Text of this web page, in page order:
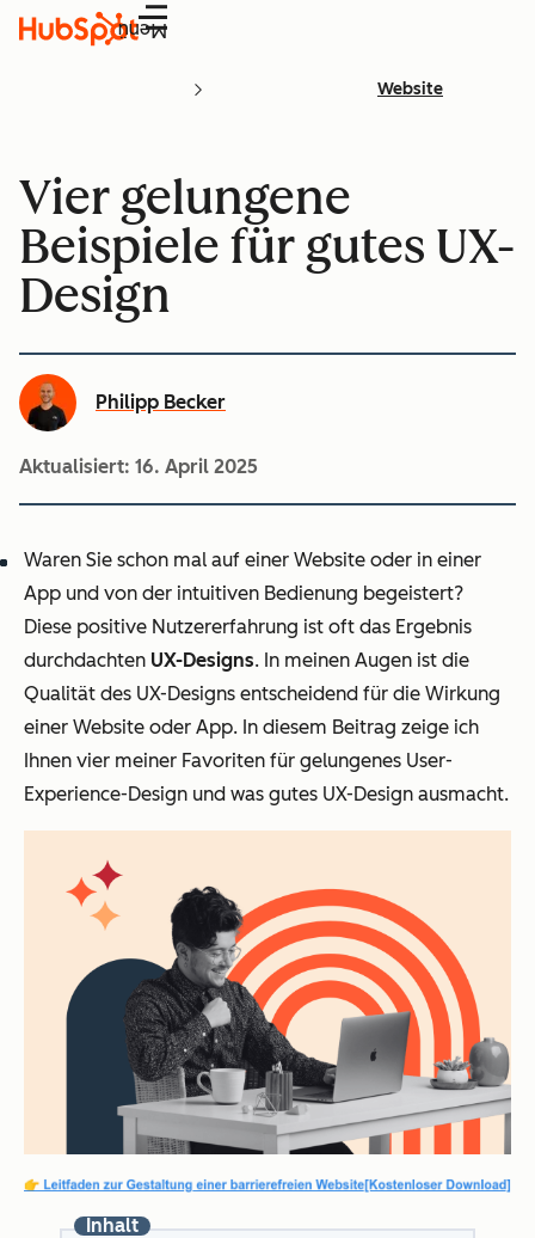
Menü
Website
Vier gelungene
Beispiele für gutes UX-
Design
Philipp Becker
Aktualisiert: 16. April 2025
Waren Sie schon mal auf einer Website oder in einer
App und von der intuitiven Bedienung begeistert?
Diese positive Nutzererfahrung ist oft das Ergebnis
durchdachten UX-Designs. In meinen Augen ist die
Qualität des UX-Designs entscheidend für die Wirkung
einer Website oder App. In diesem Beitrag zeige ich
Ihnen vier meiner Favoriten für gelungenes User-
Experience-Design und was gutes UX-Design ausmacht.
Inhalt